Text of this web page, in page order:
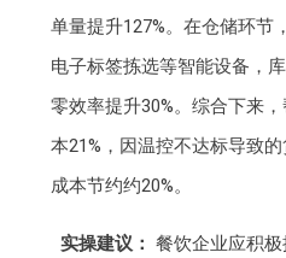
单量提升127%。在仓储环节
电子标签拣选等智能设备，
零效率提升30%。综合下来
本21%，因温控不达标导致
成本节约约20%。
实操建议： 餐饮企业应积